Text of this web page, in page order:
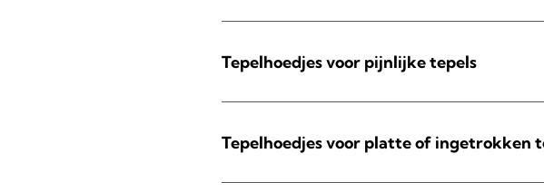
Tepelhoedjes voor pijnlijke tepels
Tepelhoedjes voor platte of ingetrokken